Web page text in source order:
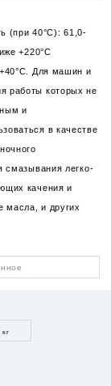
(при 40°С): 61,0-
+220°С
Для машин и
работы которых не
и
в качестве
смазывания легко-
качения и
масла, и других
кг